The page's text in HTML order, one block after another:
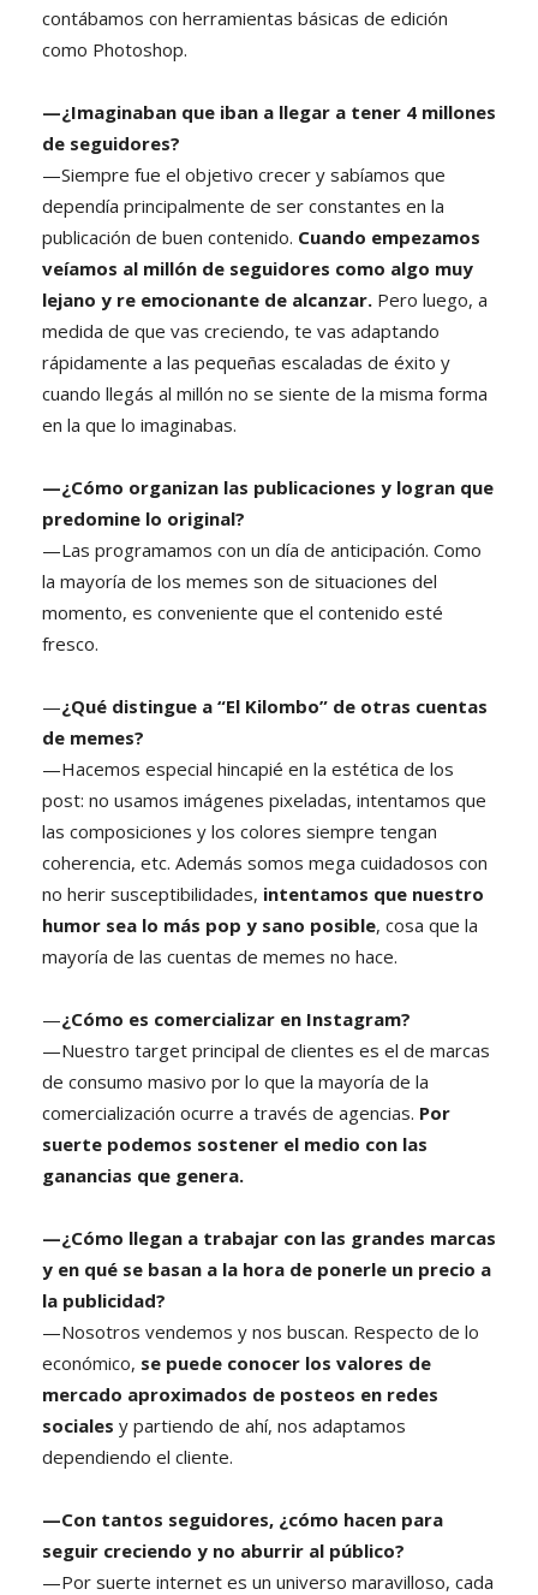
contábamos con herramientas básicas de edición
como Photoshop.
—¿Imaginaban que iban a llegar a tener 4 millones
de seguidores?
—Siempre fue el objetivo crecer y sabíamos que
dependía principalmente de ser constantes en la
publicación de buen contenido. Cuando empezamos
veíamos al millón de seguidores como algo muy
lejano y re emocionante de alcanzar. Pero luego, a
medida de que vas creciendo, te vas adaptando
rápidamente a las pequeñas escaladas de éxito y
cuando llegás al millón no se siente de la misma forma
en la que lo imaginabas.
—¿Cómo organizan las publicaciones y logran que
predomine lo original?
—Las programamos con un día de anticipación. Como
la mayoría de los memes son de situaciones del
momento, es conveniente que el contenido esté
fresco.
—¿Qué distingue a “El Kilombo” de otras cuentas
de memes?
—Hacemos especial hincapié en la estética de los
post: no usamos imágenes pixeladas, intentamos que
las composiciones y los colores siempre tengan
coherencia, etc. Además somos mega cuidadosos con
no herir susceptibilidades, intentamos que nuestro
humor sea lo más pop y sano posible, cosa que la
mayoría de las cuentas de memes no hace.
—¿Cómo es comercializar en Instagram?
—Nuestro target principal de clientes es el de marcas
de consumo masivo por lo que la mayoría de la
comercialización ocurre a través de agencias. Por
suerte podemos sostener el medio con las
ganancias que genera.
—¿Cómo llegan a trabajar con las grandes marcas
y en qué se basan a la hora de ponerle un precio a
la publicidad?
—Nosotros vendemos y nos buscan. Respecto de lo
económico, se puede conocer los valores de
mercado aproximados de posteos en redes
sociales y partiendo de ahí, nos adaptamos
dependiendo el cliente.
—Con tantos seguidores, ¿cómo hacen para
seguir creciendo y no aburrir al público?
—Por suerte internet es un universo maravilloso, cada